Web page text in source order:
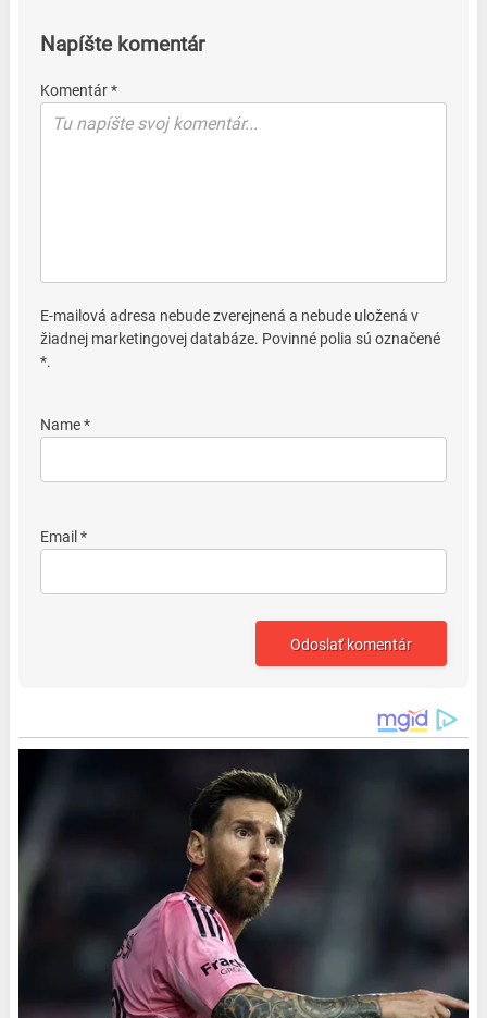
Napíšte komentár
Komentár *
E-mailová adresa nebude zverejnená a nebude uložená v
žiadnej marketingovej databáze. Povinné polia sú označené
*.
Name *
Email *